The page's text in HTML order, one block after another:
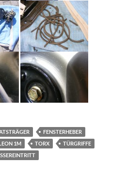
FENSTERHEBER
1M TORX
TÜRGRIFFE